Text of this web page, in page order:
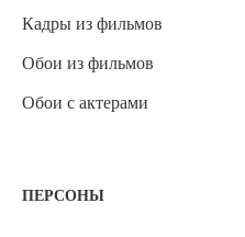
Кадры из фильмов
Обои из фильмов
Обои с актерами
ПЕРСОНЫ